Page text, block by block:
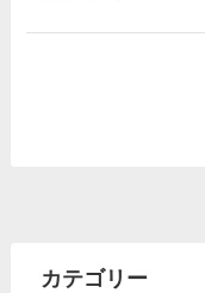
カテゴリー